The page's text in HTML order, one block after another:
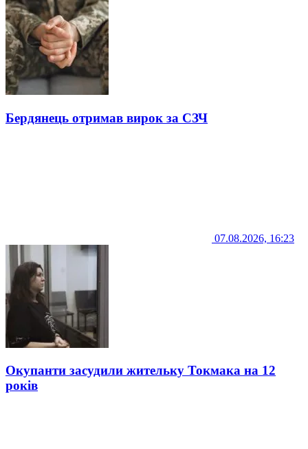
Бердянець отримав вирок за СЗЧ
07.08.2026, 16:23
Окупанти засудили жительку Токмака на 12
років